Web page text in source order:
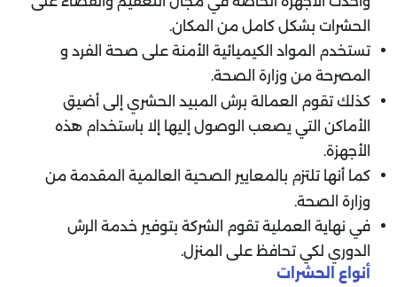
الحشرات بشكل كامل من المكان.
تستخدم المواد الكيميائية الأمنة على صحة الفرد و
المصرحة من وزارة الصحة.
كذلك تقوم العمالة برش المبيد الحشري إلى أضيق
الأماكن التي يصعب الوصول إليها إلا باستخدام هذه
الأجهزة.
كما أنها تلتزم بالمعايير الصحية العالمية المقدمة من
وزارة الصحة.
في نهاية العملية تقوم الشركة بتوفير خدمة الرش
الدوري لكي تحافظ على المنزل.
أنواع الحشرات